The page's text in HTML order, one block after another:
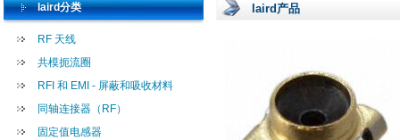
laird分类
RF 天线
共模扼流圈
RFI 和 EMI - 屏蔽和吸收材料
同轴连接器（RF）
固定值电感器
laird产品